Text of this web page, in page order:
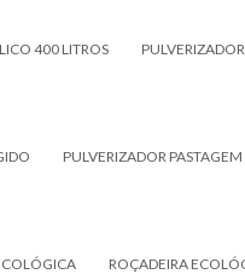
400 LITROS
PULVERIZADOR PASTAGEM
ROÇADEIRA